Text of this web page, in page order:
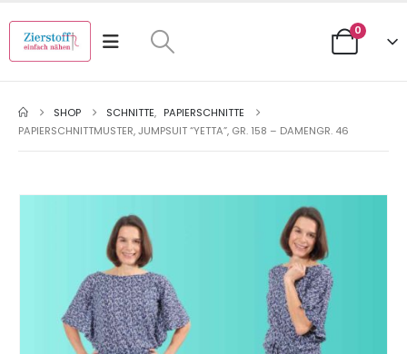
0
SHOP SCHNITTE, PAPIERSCHNITTE
PAPIERSCHNITTMUSTER, JUMPSUIT “YETTA”, GR. 158 – DAMENGR. 46